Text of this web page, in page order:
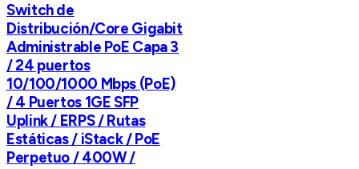
Switch de
Distribución/Core Gigabit
Administrable PoE Capa 3
/ 24 puertos
10/100/1000 Mbps (PoE)
/ 4 Puertos 1GE SFP
Uplink / ERPS / Rutas
Estáticas / iStack / PoE
Perpetuo / 400W /